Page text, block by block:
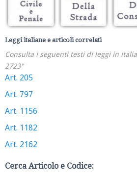
Leggi italiane e articoli correlati
Consulta i seguenti testi di leggi in
2723"
Art. 205
Art. 797
Art. 1156
Art. 1182
Art. 2162
Cerca Articolo e Codice: